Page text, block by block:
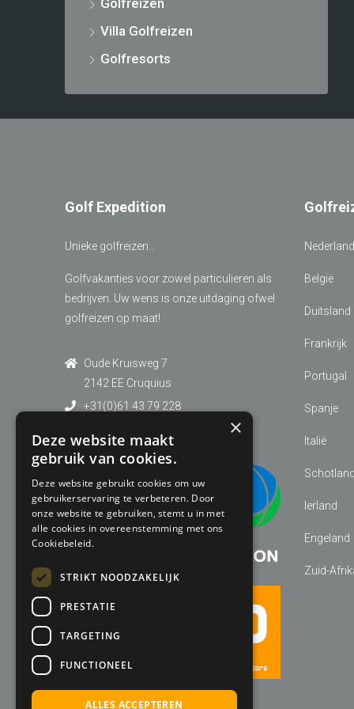
Golfreizen
Villa Golfreizen
Golfresorts
Golf Expedition
Unieke golfreizen..
Golfvakanties voor zowel particulieren als
bedrijven. Uw wens is onze uitdaging ofwel
golfreizen op maat!
Oude Kruisweg 7
2142 EE Cruquius
+31(0)61 43 79 228
Nederland
België
Duitsland
Frankrijk
Portugal
Spanje
Italië
Ierland
Engeland
Zuid-
×
Deze website maakt
gebruik van cookies.
Deze website gebruikt cookies om uw
gebruikerservaring te verbeteren. Door
onze website te gebruiken, stemt u in met
alle cookies in overeenstemming met ons
Cookiebeleid.
STRIKT NOODZAKELIJK
PRESTATIE
TARGETING
FUNCTIONEEL
ALLES ACCEPTEREN